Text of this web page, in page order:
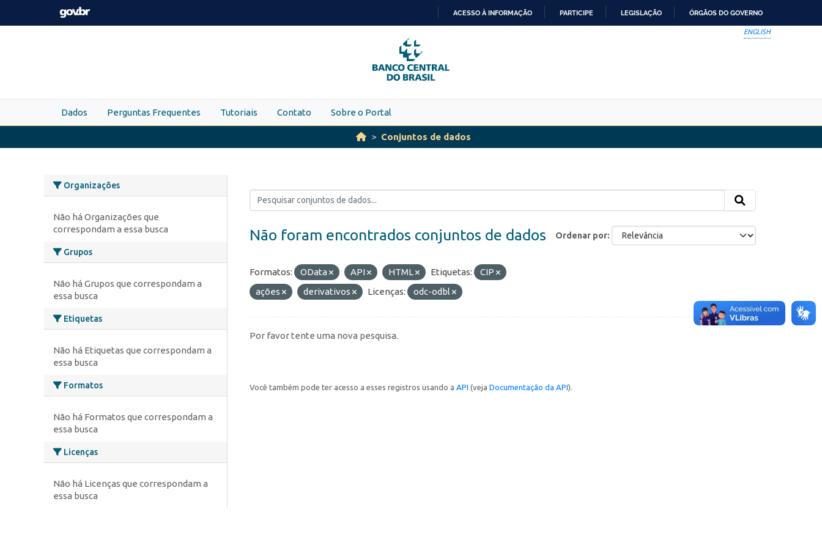
Skip to main content
PARA
O
CONTEÚDO
ACESSO À INFORMAÇÃO PARTICIPE LEGISLAÇÃO ÓRGÃOS DO GOVERNO
ENGLISH
Dados Perguntas Frequentes Tutoriais Contato Sobre o Portal
Conjuntos de dados
Organizações
Não há Organizações que
correspondam a essa busca
Grupos
Não há Grupos que correspondam a
essa busca
Etiquetas
Não há Etiquetas que correspondam a
essa busca
Formatos
Não há Formatos que correspondam a
essa busca
Licenças
Não há Licenças que correspondam a
essa busca
Ordenar por
Não foram encontrados conjuntos de dados
Formatos: OData API HTML Etiquetas:
CIP
ações
derivativos Licenças: odc-odbl
Por favor tente uma nova pesquisa.
Você também pode ter acesso a esses registros usando a API (veja Documentação da API).